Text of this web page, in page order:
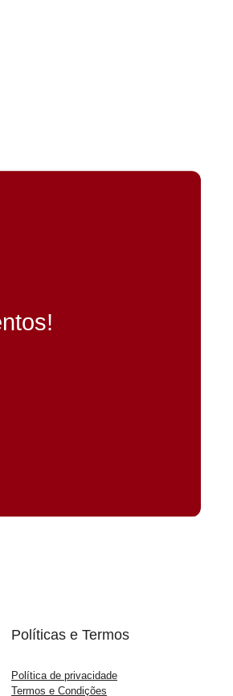
Políticas e Termos
Política de privacidade
Termos e Condições